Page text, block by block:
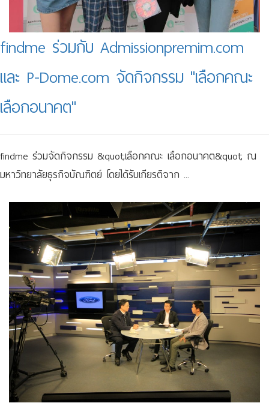
findme ร่วมกับ Admissionpremim.com
และ P-Dome.com จัดกิจกรรม "เลือกคณะ
เลือกอนาคต"
findme ร่วมจัดกิจกรรม &quot;เลือกคณะ เลือกอนาคต&quot; ณ
มหาวิทยาลัยธุรกิจบัณฑิตย์ โดยได้รับเกียรติจาก ...